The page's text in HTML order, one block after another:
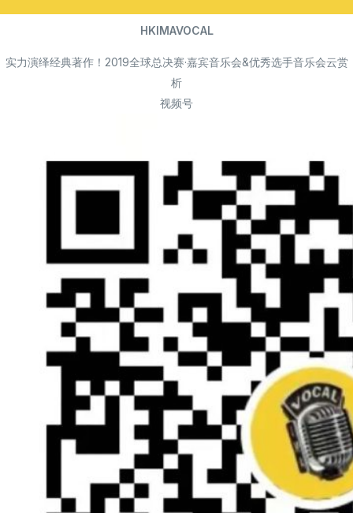
HKIMAVOCAL
实力演绎经典著作！2019全球总决赛·嘉宾音乐会&优秀选手音乐会云赏
析
视频号